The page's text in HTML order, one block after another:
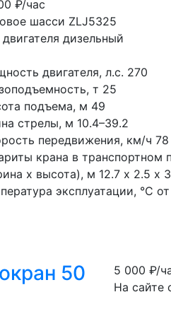
₽/час
шасси ZLJ5325
дизельный
двигателя, л.с. 270
т 25
подъема, м 49
стрелы, м 10.4–39.2
передвижения, км/ч 78
крана в транспортном
х высота), м 12.7 х 2.5 х
эксплуатации, °С
50
5 000₽/
На сайте